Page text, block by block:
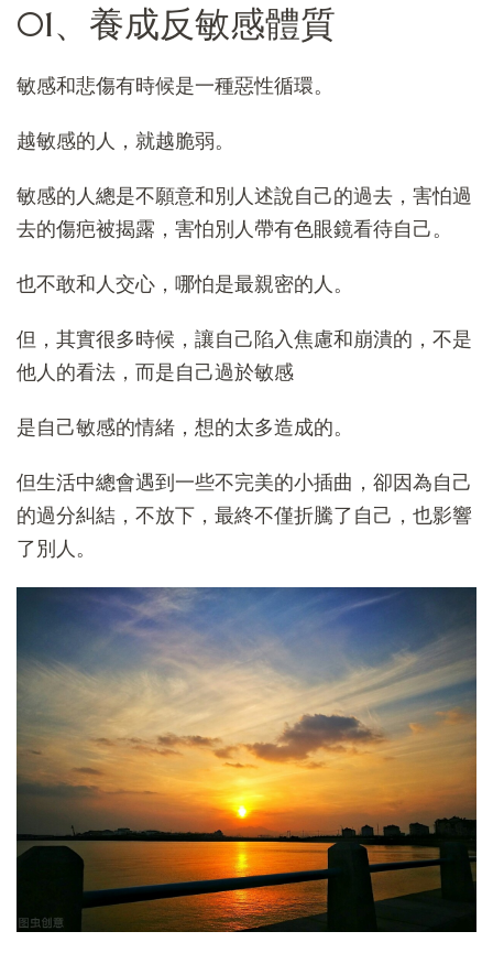
01、養成反敏感體質
敏感和悲傷有時候是一種惡性循環。
越敏感的人，就越脆弱。
敏感的人總是不願意和別人述說自己的過去，害怕過
去的傷疤被揭露，害怕別人帶有色眼鏡看待自己。
也不敢和人交心，哪怕是最親密的人。
但，其實很多時候，讓自己陷入焦慮和崩潰的，不是
他人的看法，而是自己過於敏感
是自己敏感的情緒，想的太多造成的。
但生活中總會遇到一些不完美的小插曲，卻因為自己
的過分糾結，不放下，最終不僅折騰了自己，也影響
了別人。